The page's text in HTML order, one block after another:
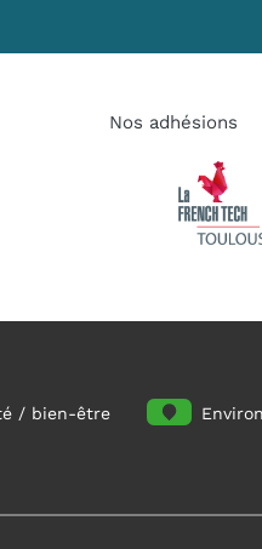
Nos adhésions
/ bien-être